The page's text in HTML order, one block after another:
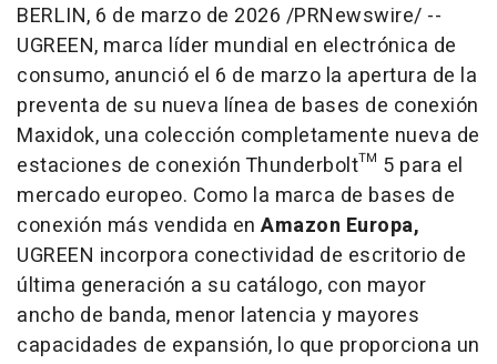
BERLIN, 6 de marzo de 2026 /PRNewswire/ --
UGREEN, marca líder mundial en electrónica de
consumo, anunció el 6 de marzo la apertura de la
preventa de su nueva línea de bases de conexión
Maxidok, una colección completamente nueva de
estaciones de conexión Thunderbolt™ 5 para el
mercado europeo. Como la marca de bases de
conexión más vendida en Amazon Europa,
UGREEN incorpora conectividad de escritorio de
última generación a su catálogo, con mayor
ancho de banda, menor latencia y mayores
capacidades de expansión, lo que proporciona un